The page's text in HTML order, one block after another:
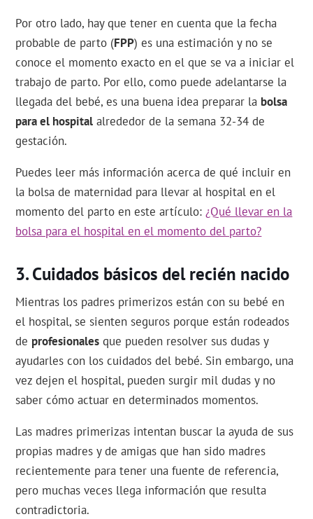
Por otro lado, hay que tener en cuenta que la fecha
probable de parto (FPP) es una estimación y no se
conoce el momento exacto en el que se va a iniciar el
trabajo de parto. Por ello, como puede adelantarse la
llegada del bebé, es una buena idea preparar la bolsa
para el hospital alrededor de la semana 32-34 de
gestación.
Puedes leer más información acerca de qué incluir en
la bolsa de maternidad para llevar al hospital en el
momento del parto en este artículo:¿Qué llevar en la
bolsa para el hospital en el momento del parto?
Cuidados básicos del recién nacido
Mientras los padres primerizos están con su bebé en
el hospital, se sienten seguros porque están rodeados
de profesionales que pueden resolver sus dudas y
ayudarles con los cuidados del bebé. Sin embargo, una
vez dejen el hospital, pueden surgir mil dudas y no
saber cómo actuar en determinados momentos.
Las madres primerizas intentan buscar la ayuda de sus
propias madres y de amigas que han sido madres
recientemente para tener una fuente de referencia,
pero muchas veces llega información que resulta
contradictoria.